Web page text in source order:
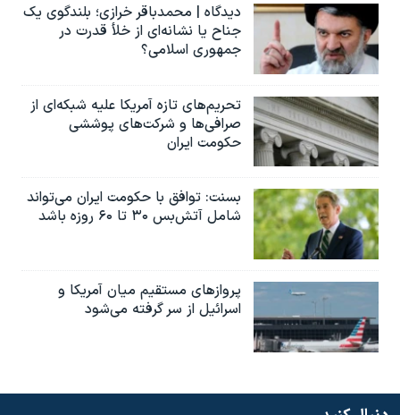
دیدگاه | محمدباقر خرازی؛ بلندگوی یک
جناح یا نشانه‌ای از خلأ قدرت در
جمهوری اسلامی؟
تحریم‌های تازه آمریکا علیه شبکه‌ای از
صرافی‌ها و شرکت‌های پوششی
حکومت ایران
بسنت: توافق با حکومت ایران می‌تواند
شامل آتش‌بس ۳۰ تا ۶۰ روزه باشد
پروازهای مستقیم میان آمریکا و
اسرائیل از سر گرفته می‌شود